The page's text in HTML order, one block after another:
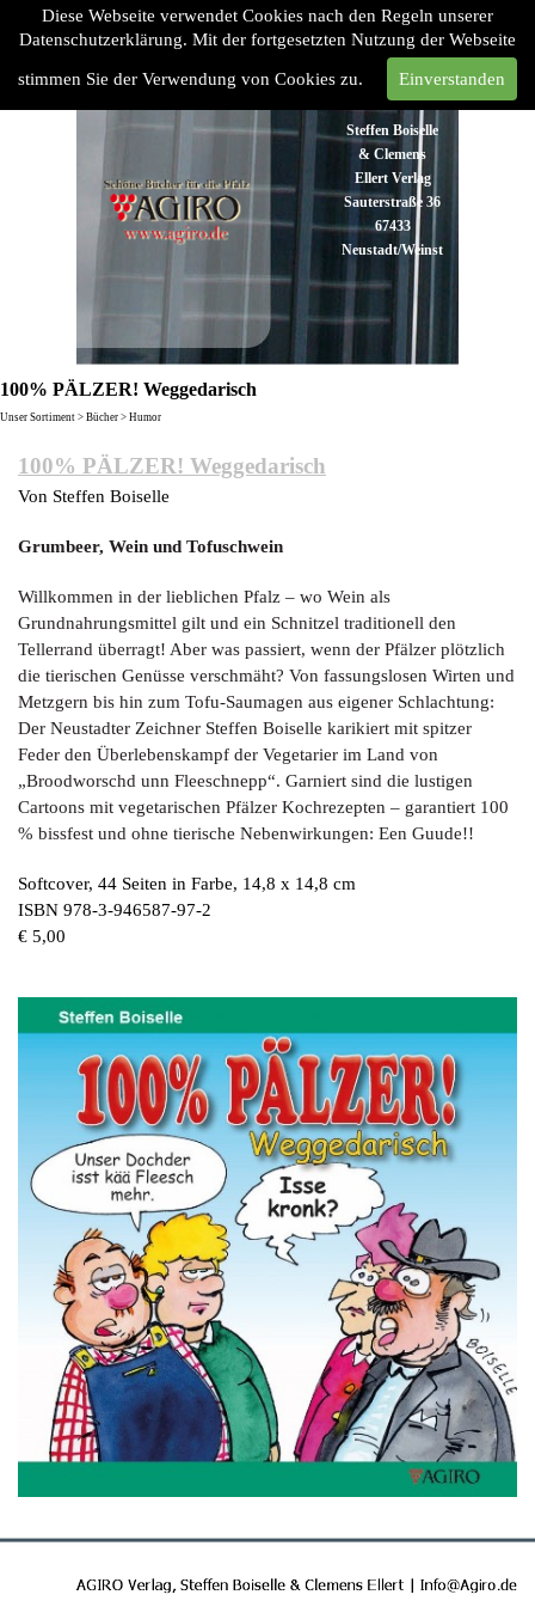
Diese Webseite verwendet Cookies nach den Regeln unserer
Datenschutzerklärung. Mit der fortgesetzten Nutzung der Webseite
stimmen Sie der Verwendung von Cookies zu. Einverstanden
Steffen Boiselle
& Clemens
Ellert Verlag
Sauterstraße 36
67433
Neustadt/Weinstraße
06321
48 93 43
Fax:
06321 48
100% PÄLZER! Weggedarisch
Unser Sortiment > Bücher > Humor
100% PÄLZER! Weggedarisch
Von Steffen Boiselle
Grumbeer, Wein und Tofuschwein
Willkommen in der lieblichen Pfalz – wo Wein als
Grundnahrungsmittel gilt und ein Schnitzel traditionell den
Tellerrand überragt! Aber was passiert, wenn der Pfälzer plötzlich
die tierischen Genüsse verschmäht? Von fassungslosen Wirten und
Metzgern bis hin zum Tofu-Saumagen aus eigener Schlachtung:
Der Neustadter Zeichner Steffen Boiselle karikiert mit spitzer
Feder den Überlebenskampf der Vegetarier im Land von
„Broodworschd unn Fleeschnepp“. Garniert sind die lustigen
Cartoons mit vegetarischen Pfälzer Kochrezepten – garantiert 100
% bissfest und ohne tierische Nebenwirkungen: Een Guude!!
Softcover, 44 Seiten in Farbe, 14,8 x 14,8 cm
ISBN 978-3-946587-97-2
€ 5,00